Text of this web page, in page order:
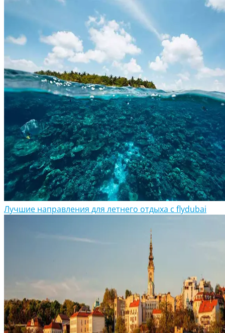
Лучшие направления для летнего отдыха с flydubai